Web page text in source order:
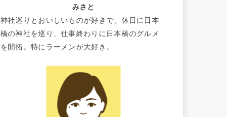
みさと
神社巡りとおいしいものが好きで、休日に日本
橋の神社を巡り、仕事終わりに日本橋のグルメ
を開拓。特にラーメンが大好き。